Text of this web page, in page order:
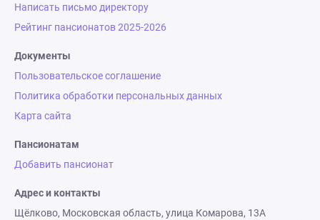
Написать письмо директору
Рейтинг пансионатов 2025-2026
Документы
Пользовательское соглашение
Политика обработки персональных данных
Карта сайта
Пансионатам
Добавить пансионат
Адрес и контакты
Щёлково, Московская область, улица Комарова, 13А